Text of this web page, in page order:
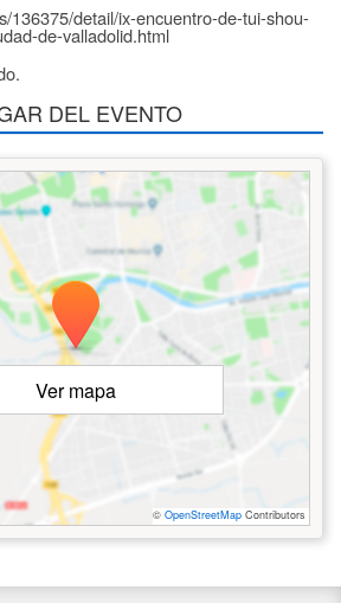
136375/detail/ix-encuentro-de-tui-shou-
de-valladolid.html
.
DEL EVENTO
Ver mapa
© OpenStreetMap Contributors